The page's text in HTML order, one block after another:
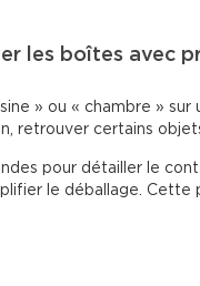
les boîtes avec
» ou « chambre »
retrouver certains
pour détailler le
le déballage. Cette